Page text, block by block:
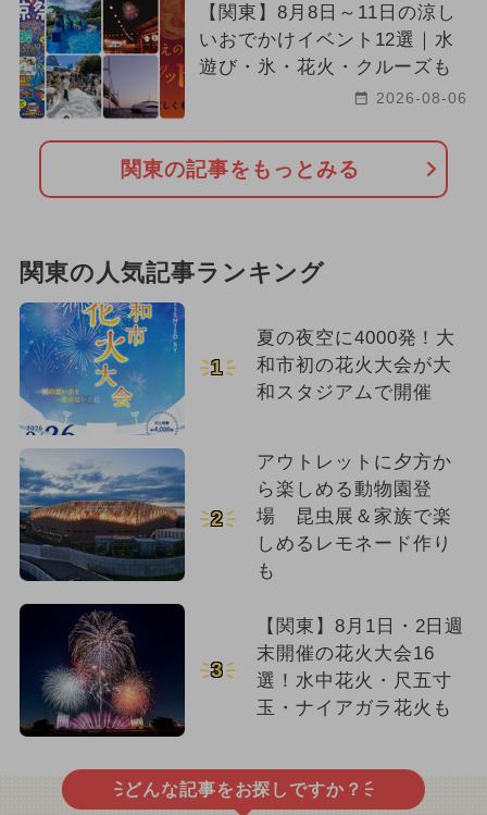
【関東】8月8日～11日の涼し
いおでかけイベント12選｜水
遊び・氷・花火・クルーズも
2026-08-06
関東の記事をもっとみる
関東の人気記事ランキング
1
夏の夜空に4000発！大
和市初の花火大会が大
和スタジアムで開催
2
アウトレットに夕方か
ら楽しめる動物園登
場 昆虫展＆家族で楽
しめるレモネード作り
も
3
【関東】8月1日・2日週
末開催の花火大会16
選！水中花火・尺五寸
玉・ナイアガラ花火も
どんな記事をお探しですか？